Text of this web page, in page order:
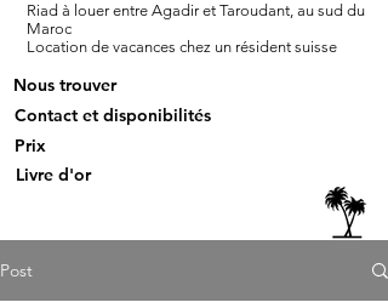
Riad à louer entre Agadir et Taroudant, au sud du
Maroc
Location de vacances chez un résident suisse
Nous trouver
Contact et disponibilités
Prix
Livre d'or
Post